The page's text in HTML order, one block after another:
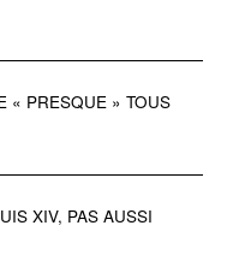
« PRESQUE » TOUS
XIV, PAS AUSSI